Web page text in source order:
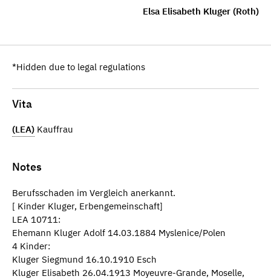
Elsa Elisabeth Kluger (Roth)
*Hidden due to legal regulations
Vita
(LEA) Kauffrau
Notes
Berufsschaden im Vergleich anerkannt.
[ Kinder Kluger, Erbengemeinschaft]
LEA 10711:
Ehemann Kluger Adolf 14.03.1884 Myslenice/Polen
4 Kinder:
Kluger Siegmund 16.10.1910 Esch
Kluger Elisabeth 26.04.1913 Moyeuvre-Grande, Moselle,